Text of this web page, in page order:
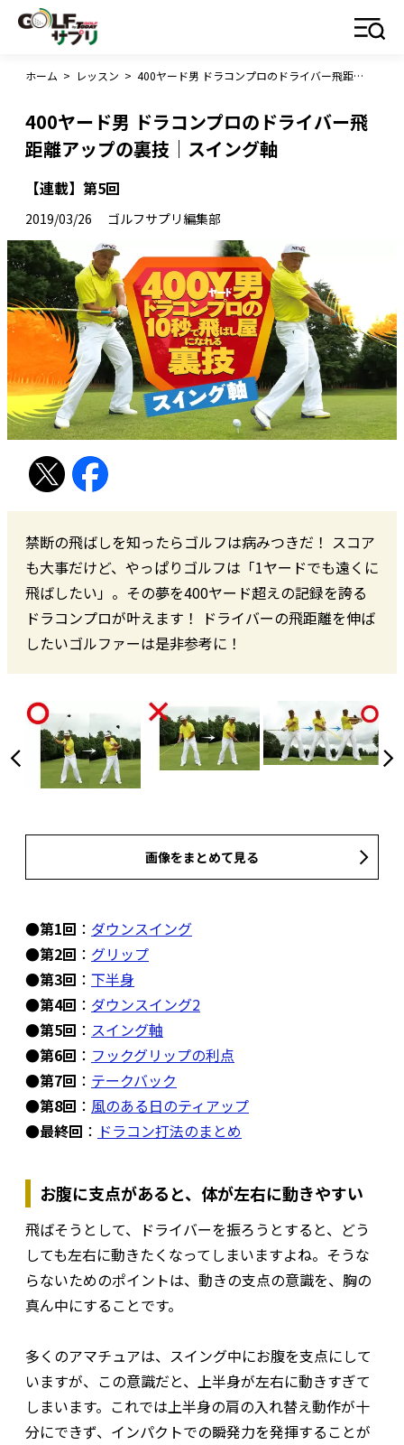
ホーム > レッスン > 400ヤード男 ドラコンプロのドライバー飛距離アップの裏技｜スイング軸
400ヤード男 ドラコンプロのドライバー飛
距離アップの裏技｜スイング軸
【連載】第5回
2019/03/26 ゴルフサプリ編集部
禁断の飛ばしを知ったらゴルフは病みつきだ！ スコア
も大事だけど、やっぱりゴルフは「1ヤードでも遠くに
飛ばしたい」。その夢を400ヤード超えの記録を誇る
ドラコンプロが叶えます！ ドライバーの飛距離を伸ば
したいゴルファーは是非参考に！
画像をまとめて見る
●第1回 ： ダウンスイング
●第2回 ： グリップ
●第3回 ： 下半身
●第4回 ： ダウンスイング2
●第5回 ： スイング軸
●第6回 ： フックグリップの利点
●第7回 ： テークバック
●第8回 ： 風のある日のティアップ
●最終回 ： ドラコン打法のまとめ
お腹に支点があると、体が左右に動きやすい
飛ばそうとして、ドライバーを振ろうとすると、どう
しても左右に動きたくなってしまいますよね。そうな
らないためのポイントは、動きの支点の意識を、胸の
真ん中にすることです。
多くのアマチュアは、スイング中にお腹を支点にして
いますが、この意識だと、上半身が左右に動きすぎて
しまいます。これでは上半身の肩の入れ替え動作が十
分にできず、インパクトでの瞬発力を発揮することが